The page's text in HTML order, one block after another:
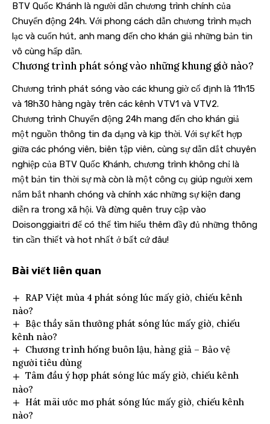
BTV Quốc Khánh là người dẫn chương trình chính của
Chuyển động 24h. Với phong cách dẫn chương trình mạch
lạc và cuốn hút, anh mang đến cho khán giả những bản tin
vô cùng hấp dẫn.
Chương trình phát sóng vào những khung giờ nào?
Chương trình phát sóng vào các khung giờ cố định là 11h15
và 18h30 hàng ngày trên các kênh VTV1 và VTV2.
Chương trình Chuyển động 24h mang đến cho khán giả
một nguồn thông tin đa dạng và kịp thời. Với sự kết hợp
giữa các phóng viên, biên tập viên, cùng sự dẫn dắt chuyên
nghiệp của BTV Quốc Khánh, chương trình không chỉ là
một bản tin thời sự mà còn là một công cụ giúp người xem
nắm bắt nhanh chóng và chính xác những sự kiện đang
diễn ra trong xã hội. Và đừng quên truy cập vào
Doisonggiaitri để có thể tìm hiểu thêm đầy đủ những thông
tin cần thiết và hot nhất ở bất cứ đâu!
Bài viết liên quan
RAP Việt mùa 4 phát sóng lúc mấy giờ, chiếu kênh
nào?
Bậc thầy săn thưởng phát sóng lúc mấy giờ, chiếu
kênh nào?
Chương trình hống buôn lậu, hàng giả – Bảo vệ
người tiêu dùng
Tâm đầu ý hợp phát sóng lúc mấy giờ, chiếu kênh
nào?
Hát mãi ước mơ phát sóng lúc mấy giờ, chiếu kênh
nào?